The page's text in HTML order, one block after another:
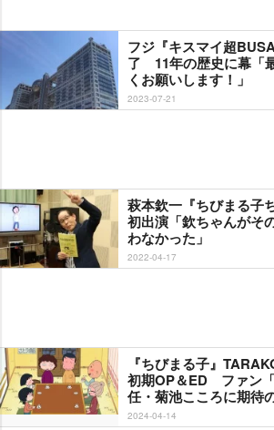
フジ『キスマイ超
了 11年の歴史に幕「
くお願いします！」
2023-07-21
萩本欽一『ちびまる子
初出演「欽ちゃんがそ
わなかった」
2022-04-17
『ちびまる子』
初期OP＆ED ファン
任・菊池こころに期待
2024-04-14